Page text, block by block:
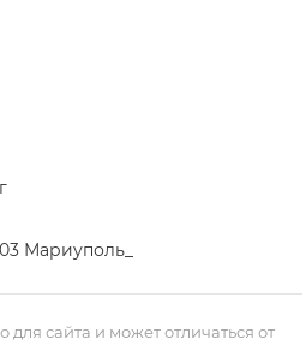
Мариуполь_
для сайта и может отличаться от